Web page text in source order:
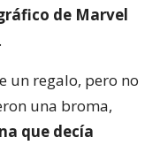
de Marvel
un regalo, pero no
una broma,
que decía